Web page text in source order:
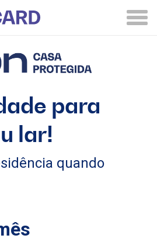
para
lar!
quando